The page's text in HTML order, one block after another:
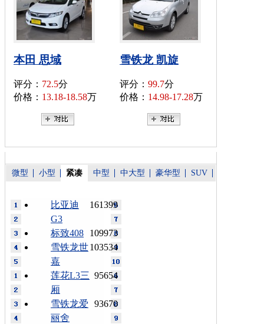
本田 思域
评分： 72.5分
价格： 13.18-18.58万
雪铁龙 凯旋
评分： 99.7分
价格： 14.98-17.28万
微型 小型 紧凑 中型 中大型 豪华型 SUV
161399
比亚迪
G3
109973
标致408
103534
雪铁龙世
嘉
95654
莲花L3三
厢
93670
雪铁龙爱
丽舍